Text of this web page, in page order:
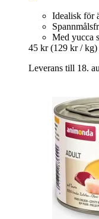
Idealisk för
Med yucca
45 kr (129 kr / kg)
Leverans till 18.